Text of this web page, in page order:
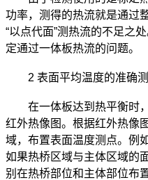
功率，测得的热流就是通过
“以点代面”测热流的不足之
定通过一体板热流的问题。
2 表面平均温度的准确
在一体板达到热平衡时
红外热像图。根据红外热像
域，布置表面温度测点。例
如果热桥区域与主体区域的
别在热桥部位和主体部位布